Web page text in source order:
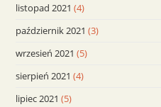
listopad 2021 (4)
październik 2021 (3)
wrzesień 2021 (5)
sierpień 2021 (4)
lipiec 2021 (5)